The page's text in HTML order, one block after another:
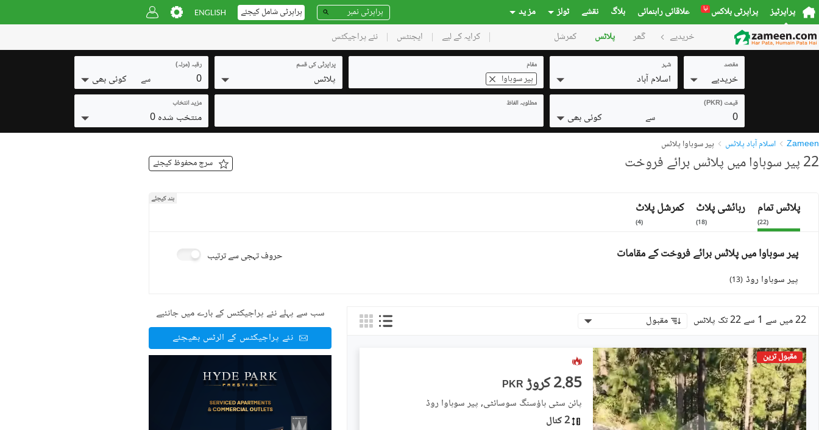
پراپرٹیز پراپرٹی بلاکس نیا علاقائی راہنمائی بلاگ نقشے ٹولز مز ید پراپرٹی شامل کیجئے
خریدیے گھر پلاٹس کمرشل کرایہ کے لیے ایجنٹس نئے پراجیکٹس
مقصد
خریدیے
شہر
اسلام آباد
مقام
پیر سوہاوا
پراپرٹی کی قسم
پلاٹس
رقبہ (مرلہ)
0 سے کوئی بھی
قیمت (PKR)
0 سے کوئی بھی
مطلوبہ الفاظ مزید انتخاب
منتخب شدہ 0
Zameen اسلام آباد پلاٹس پیر سوہاوا پلاٹس
22 پیر سوہاوا میں پلاٹس برائے فروخت سرچ محفوظ کیجئے
پلاٹس تمام
(
22
)
رہائشی پلاٹ
(
18
)
کمرشل پلاٹ
(
4
)
بند کیجئے
پیر سوہاوا میں پلاٹس برائے فروخت کے مقامات حروف تہجی سے ترتیب
پیر سوہاوا روڈ (
13
)
22 میں سے 1 سے 22 تک پلاٹس مقبول
مقبول ترین
PKR 2.85 کروڑ
پائن سٹی ہاؤسنگ سوسائٹی, پیر سوہاوا روڈ
2 کنال
سب سے پہلے نئے پراجیکٹس کے بارے میں جانئیے
نئے پراجیکٹس کے الرٹس بھیجئے